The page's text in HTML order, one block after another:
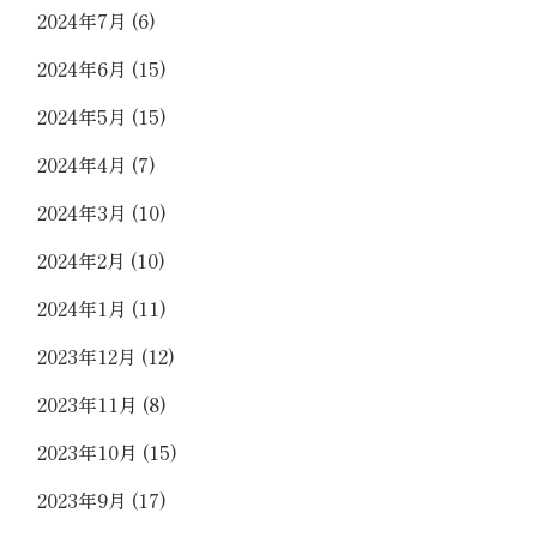
2024年7月 (6)
2024年6月 (15)
2024年5月 (15)
2024年4月 (7)
2024年3月 (10)
2024年2月 (10)
2024年1月 (11)
2023年12月 (12)
2023年11月 (8)
2023年10月 (15)
2023年9月 (17)